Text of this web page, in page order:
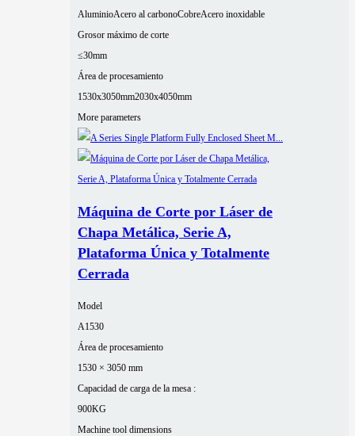
AluminioAcero al carbonoCobreAcero inoxidable
Grosor máximo de corte
≤30mm
Área de procesamiento
1530x3050mm2030x4050mm
More parameters
Máquina de Corte por Láser de
Chapa Metálica, Serie A,
Plataforma Única y Totalmente
Cerrada
Model
A1530
Área de procesamiento
1530 × 3050 mm
Capacidad de carga de la mesa :
900KG
Machine tool dimensions